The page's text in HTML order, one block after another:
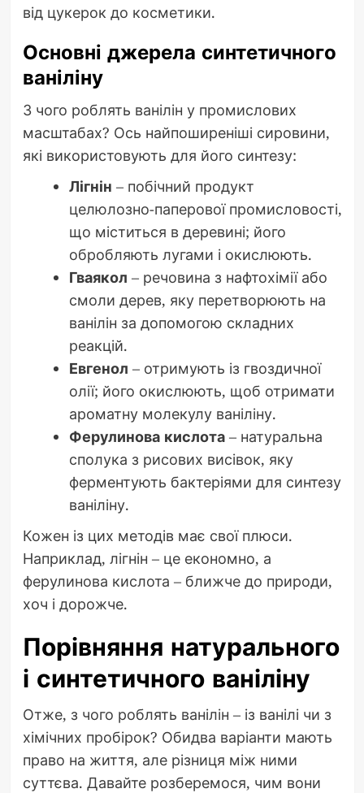
від цукерок до косметики.
Основні джерела синтетичного
ваніліну
З чого роблять ванілін у промислових
масштабах? Ось найпоширеніші сировини,
які використовують для його синтезу:
Лігнін – побічний продукт
целюлозно-паперової промисловості,
що міститься в деревині; його
обробляють лугами і окислюють.
Гваякол – речовина з нафтохімії або
смоли дерев, яку перетворюють на
ванілін за допомогою складних
реакцій.
Евгенол – отримують із гвоздичної
олії; його окислюють, щоб отримати
ароматну молекулу ваніліну.
Ферулинова кислота– натуральна
сполука з рисових висівок, яку
ферментують бактеріями для синтезу
ваніліну.
Кожен із цих методів має свої плюси.
Наприклад, лігнін – це економно, а
ферулинова кислота – ближче до природи,
хоч і дорожче.
Порівняння натурального
і синтетичного ваніліну
Отже, з чого роблять ванілін – із ванілі чи з
хімічних пробірок? Обидва варіанти мають
право на життя, але різниця між ними
суттєва. Давайте розберемося, чим вони